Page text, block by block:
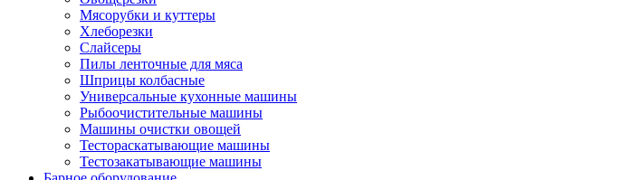
Мясорубки и куттеры
Хлеборезки
Слайсеры
Пилы ленточные для мяса
Шприцы колбасные
Универсальные кухонные машины
Рыбоочистительные машины
Машины очистки овощей
Тестораскатывающие машины
Тестозакатывающие машины